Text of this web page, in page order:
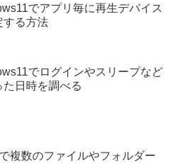
でアプリ毎に再生デバイス
する方法
でログインやスリープなど
た日時を調べる
複数のファイルやフォルダー